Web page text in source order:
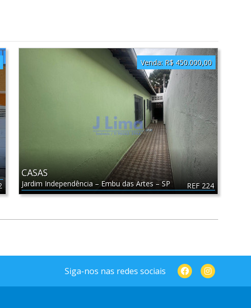
REF 224
CASAS
Jardim Independência –Embu das Artes –SP
Venda: R$ 450.000,00
Siga-nos nas redes sociais